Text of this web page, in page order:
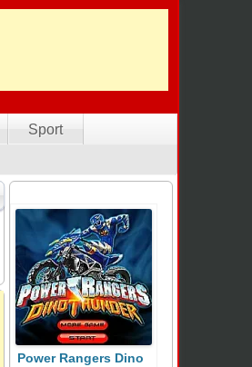
Sport
Power Rangers Dino